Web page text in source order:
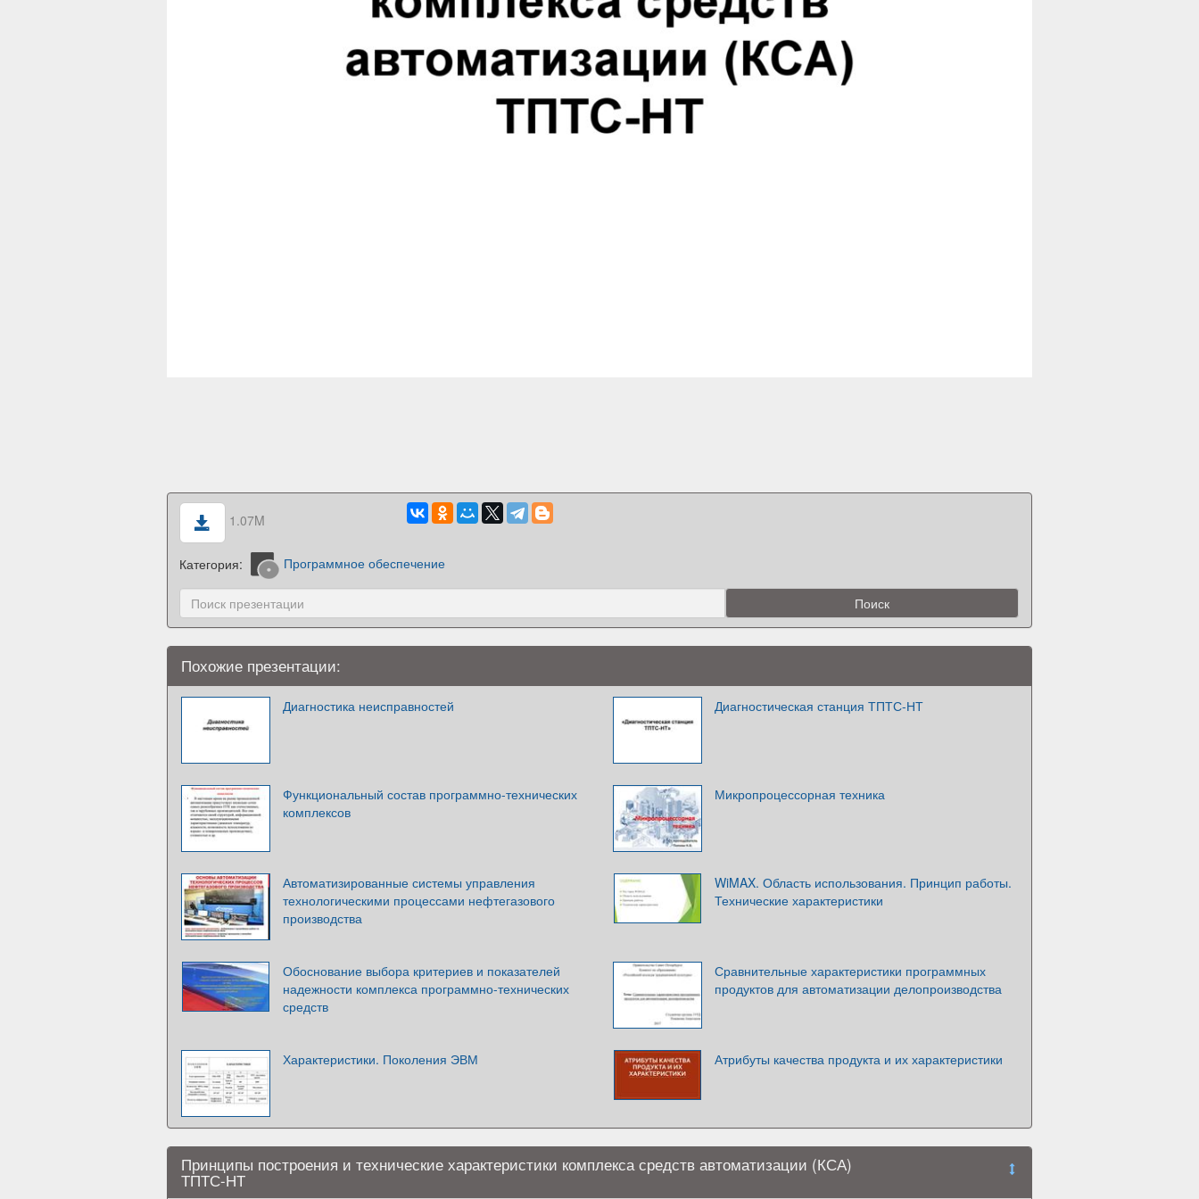
1.07M
Категория: Программное обеспечение
Похожие презентации:
Диагностика неисправностей Диагностическая станция ТПТС-НТ
Функциональный состав программно-технических
комплексов
Микропроцессорная техника
Автоматизированные системы управления
технологическими процессами нефтегазового
производства
WiMAX. Область использования. Принцип работы.
Технические характеристики
Обоснование выбора критериев и показателей
надежности комплекса программно-технических
средств
Сравнительные характеристики программных
продуктов для автоматизации делопроизводства
Характеристики. Поколения ЭВМ Атрибуты качества продукта и их характеристики
Принципы построения и технические характеристики комплекса средств автоматизации (КСА)
ТПТС-НТ